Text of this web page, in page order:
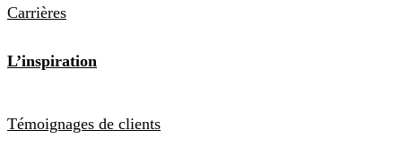
Carrières
L’inspiration
Témoignages de clients